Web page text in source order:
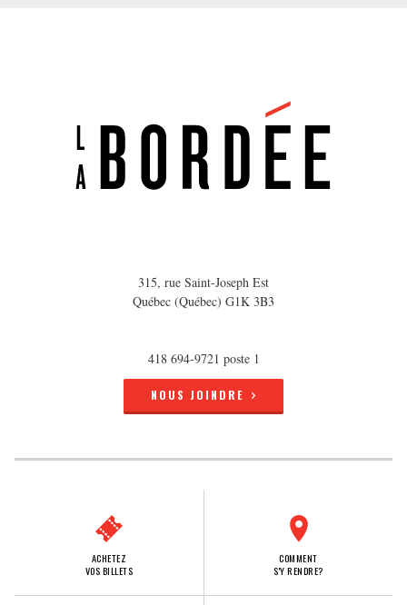
315, rue Saint-Joseph Est
Québec (Québec) G1K 3B3
418 694-9721 poste 1
NOUS JOINDRE
ACHETEZ
VOS BILLETS
COMMENT
S'Y RENDRE?